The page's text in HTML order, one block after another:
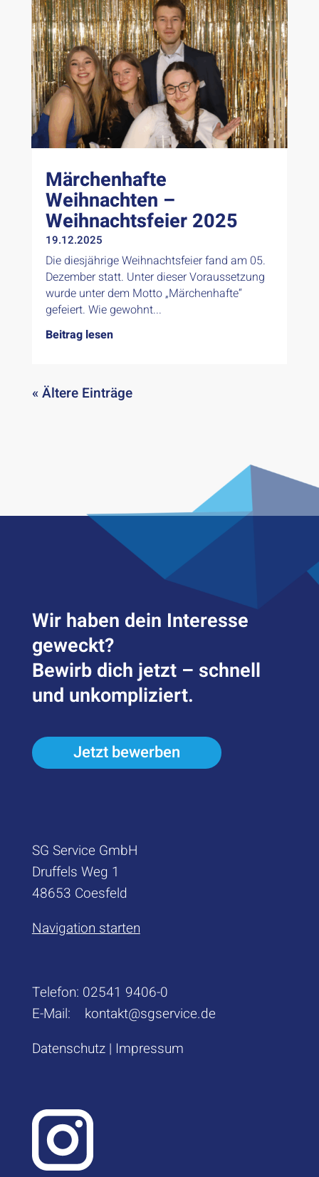
Märchenhafte
Weihnachten –
Weihnachtsfeier 2025
19.12.2025
Die diesjährige Weihnachtsfeier fand am 05.
Dezember statt. Unter dieser Voraussetzung
wurde unter dem Motto „Märchenhafte“
gefeiert. Wie gewohnt...
Beitrag lesen
« Ältere Einträge
Wir haben dein Inter­esse
geweckt?
Bewirb dich jetzt – schnell
und unkompliziert.
Jetzt bewerben
SG Service GmbH
Druffels Weg 1
48653 Coesfeld
Navigation starten
Telefon: 02541 9406-0
E-Mail: kontakt@sgservice.de
Datenschutz| Impressum